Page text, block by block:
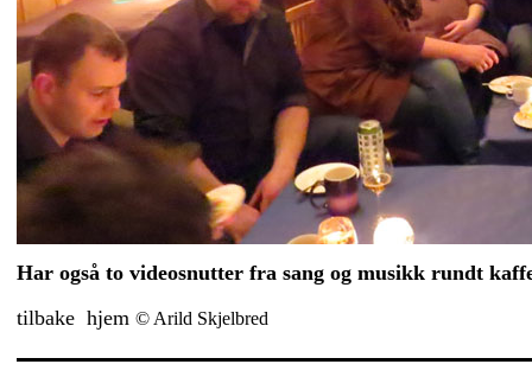
Har også to videosnutter fra sang og musikk rundt
tilbake hjem © Arild Skjelbred